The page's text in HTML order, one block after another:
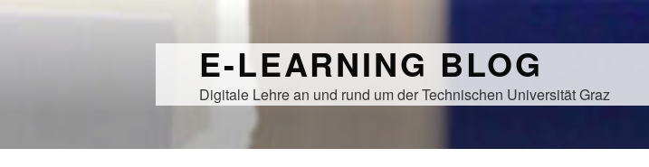
E-LEARNING BLOG
Digitale Lehre an und rund um der Technischen Universität Graz